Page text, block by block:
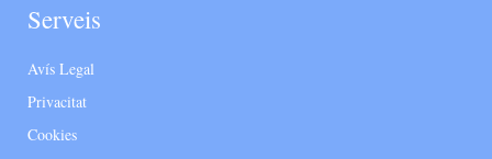
Serveis
Avís Legal
Privacitat
Cookies